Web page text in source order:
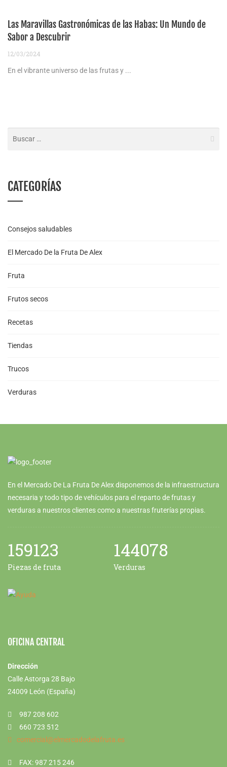
Las Maravillas Gastronómicas de las Habas: Un Mundo de
Sabor a Descubrir
12/03/2024
En el vibrante universo de las frutas y ...
CATEGORÍAS
Consejos saludables
El Mercado De la Fruta De Alex
Fruta
Frutos secos
Recetas
Tiendas
Trucos
Verduras
En el Mercado De La Fruta De Alex disponemos de la infraestructura
necesaria y todo tipo de vehículos para el reparto de frutas y
verduras a nuestros clientes como a nuestras fruterías propias.
159123
Piezas de fruta
144078
Verduras
OFICINA CENTRAL
Dirección
Calle Astorga 28 Bajo
24009 León (España)
987 208 602
660 723 512
comercial@elmercadodelafruta.es
FAX: 987 215 246